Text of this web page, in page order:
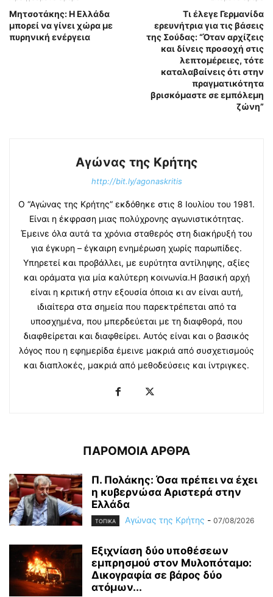
Μητσοτάκης: Η Ελλάδα
μπορεί να γίνει χώρα με
πυρηνική ενέργεια
Τι έλεγε Γερμανίδα
ερευνήτρια για τις βάσεις
της Σούδας: “Όταν αρχίζεις
και δίνεις προσοχή στις
λεπτομέρειες, τότε
καταλαβαίνεις ότι στην
πραγματικότητα
βρισκόμαστε σε εμπόλεμη
ζώνη”
Αγώνας της Κρήτης
http://bit.ly/agonaskritis
Ο “Αγώνας της Κρήτης” εκδόθηκε στις 8 Ιουλίου του 1981.
Είναι η έκφραση μιας πολύχρονης αγωνιστικότητας.
Έμεινε όλα αυτά τα χρόνια σταθερός στη διακήρυξή του
για έγκυρη – έγκαιρη ενημέρωση χωρίς παρωπίδες.
Υπηρετεί και προβάλλει, με ευρύτητα αντίληψης, αξίες
και οράματα για μία καλύτερη κοινωνία.Η βασική αρχή
είναι η κριτική στην εξουσία όποια κι αν είναι αυτή,
ιδιαίτερα στα σημεία που παρεκτρέπεται από τα
υποσχημένα, που μπερδεύεται με τη διαφθορά, που
διαφθείρεται και διαφθείρει. Αυτός είναι και ο βασικός
λόγος που η εφημερίδα έμεινε μακριά από συσχετισμούς
και διαπλοκές, μακριά από μεθοδεύσεις και ίντριγκες.
ΠΑΡΟΜΟΙΑ ΑΡΘΡΑ
Π. Πολάκης: Όσα πρέπει να έχει
η κυβερνώσα Αριστερά στην
Ελλάδα
ΤΟΠΙΚΑ Αγώνας της Κρήτης - 07/08/2026
Εξιχνίαση δύο υποθέσεων
εμπρησμού στον Μυλοπόταμο:
Δικογραφία σε βάρος δύο
ατόμων...